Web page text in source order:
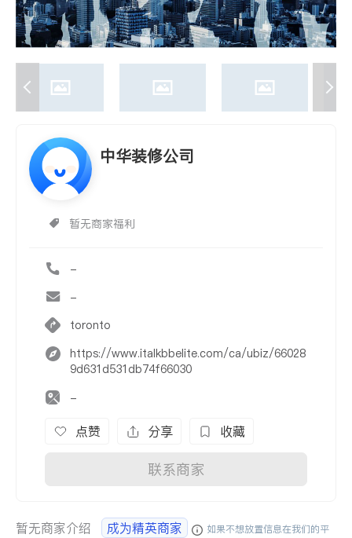
中华装修公司
暂无商家福利
-
-
toronto
https://www.italkbbelite.com/ca/ubiz/66028
9d631d531db74f66030
-
点赞 分享 收藏
联系商家
暂无商家介绍 成为精英商家
如果不想放置信息在我们的平